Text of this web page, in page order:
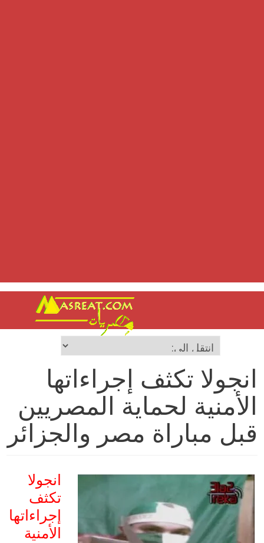
انجولا تكثف إجراءاتها
الأمنية لحماية المصريين
قبل مباراة مصر والجزائر
انجولا
تكثف
إجراءاتها
الأمنية